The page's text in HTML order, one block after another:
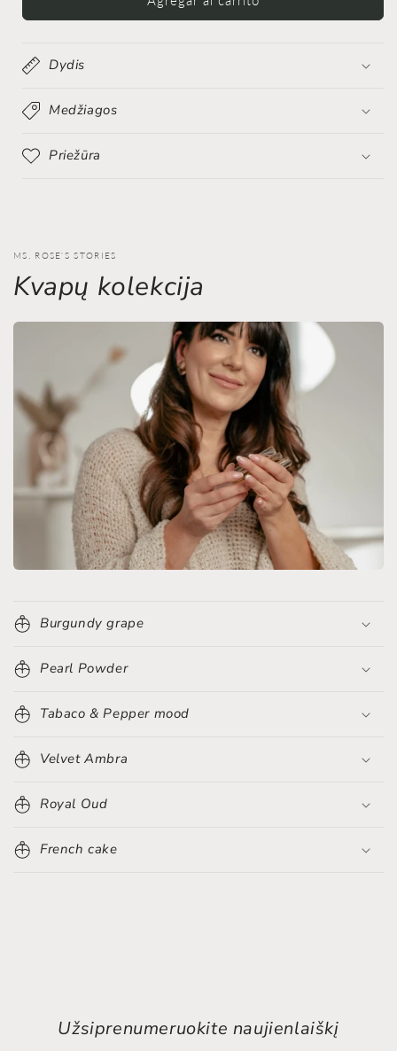
raidė
Dydis
Medžiagos
Priežūra
MS. ROSE'S STORIES
Kvapų kolekcija
Burgundy grape
Pearl Powder
Tabaco & Pepper mood
Velvet Ambra
Royal Oud
French cake
Užsiprenumeruokite naujienlaiškį